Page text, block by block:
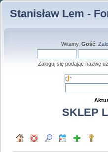
Stanisław Lem -
Witamy, Gość.
Zaloguj się podając nazwę
SKLEP